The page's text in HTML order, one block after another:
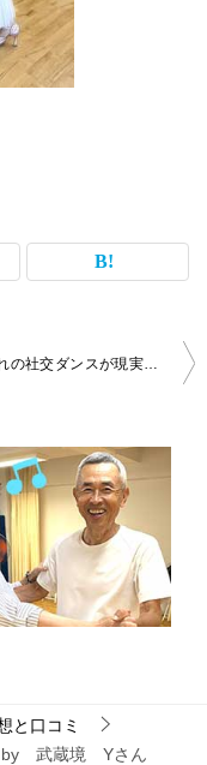
あこがれの社交ダンスが現実のものに by 高井戸 Tさん
と口コミ
by 武蔵境 Yさん